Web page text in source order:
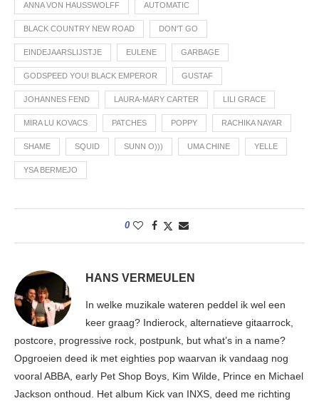
ANNA VON HAUSSWOLFF AUTOMATIC
BLACK COUNTRY NEW ROAD DON'T GO
EINDEJAARSLIJSTJE EULENE GARBAGE
GODSPEED YOU! BLACK EMPEROR GUSTAF
JOHANNES FEND LAURA-MARY CARTER LILI GRACE
MIRA LU KOVACS PATCHES POPPY RACHIKA NAYAR
SHAME SQUID SUNN O))) UMA CHINE YELLE
YSA BERMEJO
0
HANS VERMEULEN
In welke muzikale wateren peddel ik wel een
keer graag? Indierock, alternatieve gitaarrock,
postcore, progressive rock, postpunk, but what’s in a name?
Opgroeien deed ik met eighties pop waarvan ik vandaag nog
vooral ABBA, early Pet Shop Boys, Kim Wilde, Prince en Michael
Jackson onthoud. Het album Kick van INXS, deed me richting